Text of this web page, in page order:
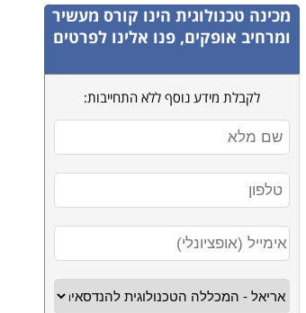
מכינה טכנולוגית הינו קורס מעשיר
ומרחיב אופקים, פנו אלינו לפרטים
לקבלת מידע נוסף ללא התחייבות: